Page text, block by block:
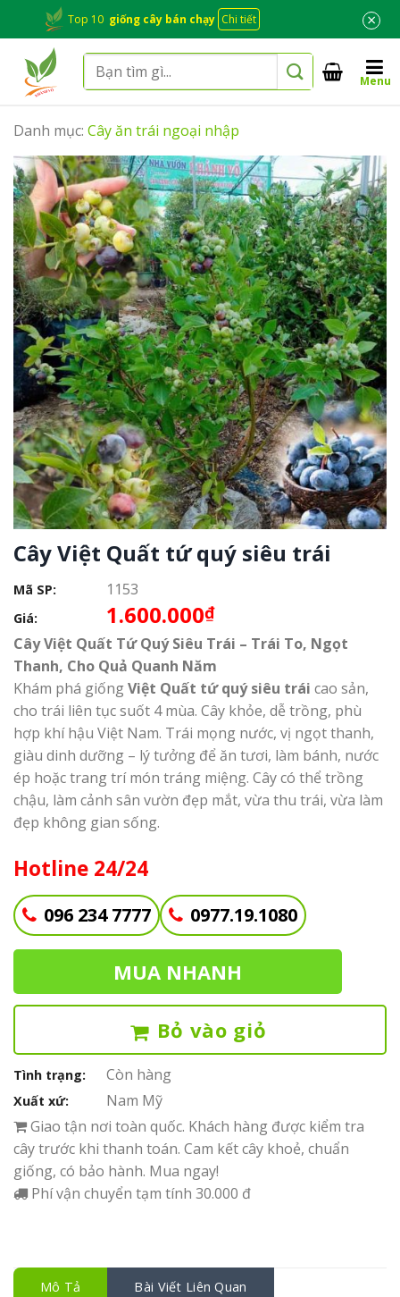
content
Top 10 giống cây bán chạy Chi tiết ×
Tìm
kiếm:
Menu
Danh mục: Cây ăn trái ngoại nhập
Cây Việt Quất tứ quý siêu trái
Mã SP: 1153
Giá: 1.600.000₫
Cây Việt Quất Tứ Quý Siêu Trái – Trái To, Ngọt
Thanh, Cho Quả Quanh Năm
Khám phá giốngViệt Quất tứ quý siêu trái cao sản,
cho trái liên tục suốt 4 mùa. Cây khỏe, dễ trồng, phù
hợp khí hậu Việt Nam. Trái mọng nước, vị ngọt thanh,
giàu dinh dưỡng – lý tưởng để ăn tươi, làm bánh, nước
ép hoặc trang trí món tráng miệng. Cây có thể trồng
chậu, làm cảnh sân vườn đẹp mắt, vừa thu trái, vừa làm
đẹp không gian sống.
Hotline 24/24
096 234 7777 0977.19.1080
MUA NHANH
Bỏ vào giỏ
Tình trạng: Còn hàng
Xuất xứ:
Nam Mỹ
Giao tận nơi toàn quốc. Khách hàng được kiểm tra
cây trước khi thanh toán. Cam kết cây khoẻ, chuẩn
giống, có bảo hành. Mua ngay!
Phí vận chuyển tạm tính 30.000 đ
Mô Tả Bài Viết Liên Quan